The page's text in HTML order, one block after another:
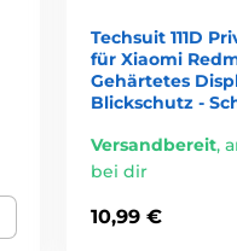
Techsuit 111D
für Xiaomi
Gehärtetes
Blickschutz -
Versandbereit,
bei dir
10,99 €